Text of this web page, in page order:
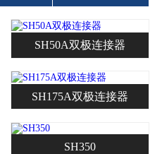
SH50A双极连接器
SH175A双极连接器
SH350